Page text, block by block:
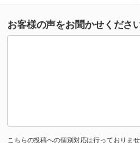
お客様の声をお聞かせくださ
こちらの投稿への個別対応は行っておりま